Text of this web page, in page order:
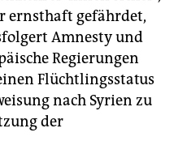
ernsthaft gefährdet,
Amnesty und
Regierungen
Flüchtlingsstatus
nach Syrien zu
der